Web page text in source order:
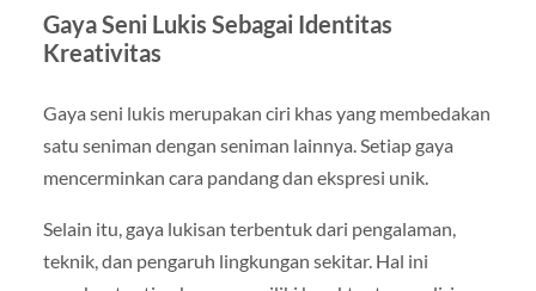
Gaya Seni Lukis Sebagai Identitas
Kreativitas
Gaya seni lukis merupakan ciri khas yang membedakan
satu seniman dengan seniman lainnya. Setiap gaya
mencerminkan cara pandang dan ekspresi unik.
Selain itu, gaya lukisan terbentuk dari pengalaman,
teknik, dan pengaruh lingkungan sekitar. Hal ini